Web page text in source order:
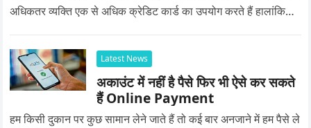
अधिकतर व्यक्ति एक से अधिक क्रेडिट कार्ड का उपयोग करते हैं हालांकि…
Latest News
अकाउंट में नहीं है पैसे फिर भी ऐसे कर सकते
हैं Online Payment
हम किसी दुकान पर कुछ सामान लेने जाते हैं तो कई बार अनजाने में हम पैसे ले